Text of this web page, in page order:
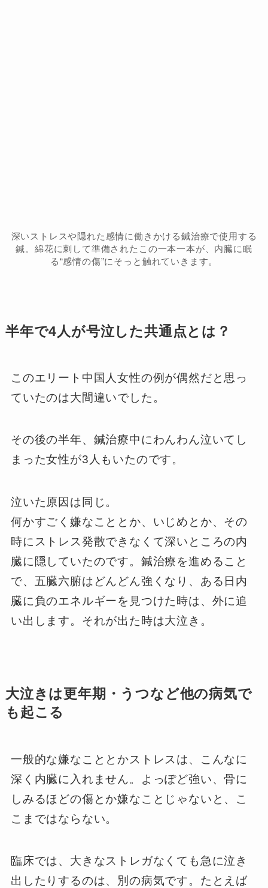
深いストレスや隠れた感情に働きかける鍼治療で使用する
鍼。綿花に刺して準備されたこの一本一本が、内臓に眠
る“感情の傷”にそっと触れていきます。
半年で4人が号泣した共通点とは？
このエリート中国人女性の例が偶然だと思っ
ていたのは大間違いでした。
その後の半年、鍼治療中にわんわん泣いてし
まった女性が3人もいたのです。
泣いた原因は同じ。
何かすごく嫌なこととか、いじめとか、その
時にストレス発散できなくて深いところの内
臓に隠していたのです。鍼治療を進めること
で、五臓六腑はどんどん強くなり、ある日内
臓に負のエネルギーを見つけた時は、外に追
い出します。それが出た時は大泣き。
大泣きは更年期・うつなど他の病気で
も起こる
一般的な嫌なこととかストレスは、こんなに
深く内臓に入れません。よっぽど強い、骨に
しみるほどの傷とか嫌なことじゃないと、こ
こまではならない。
臨床では、大きなストレガなくても急に泣き
出したりするのは、別の病気です。たとえば